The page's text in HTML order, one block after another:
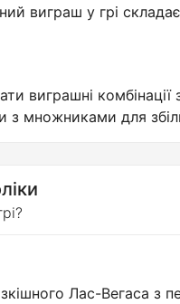
виграш у грі
виграшні
з множниками для
Лас-Вегаса